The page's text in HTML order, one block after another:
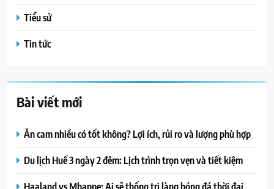
Tiểu sử
Tin tức
Bài viết mới
Ăn cam nhiều có tốt không? Lợi ích, rủi ro và lượng phù hợp
Du lịch Huế 3 ngày 2 đêm: Lịch trình trọn vẹn và tiết kiệm